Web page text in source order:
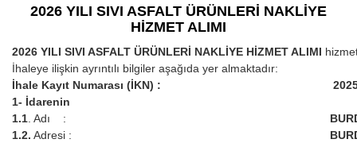
2026 YILI SIVI ASFALT ÜRÜNLERİ NAKLİYE
HİZMET ALIMI
2026 YILI SIVI ASFALT ÜRÜNLERİ NAKLİYE HİZMET ALIMI
İhaleye ilişkin ayrıntılı bilgiler aşağıda yer almaktadır:
İhale Kayıt Numarası (İKN) :
1- İdarenin
1.1. Adı :
1.2. Adresi :